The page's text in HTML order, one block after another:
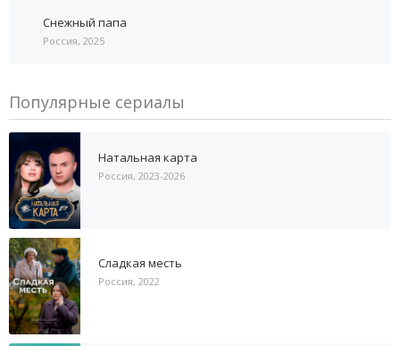
Снежный папа
Россия, 2025
Популярные сериалы
Натальная карта
Россия, 2023-2026
Сладкая месть
Россия, 2022